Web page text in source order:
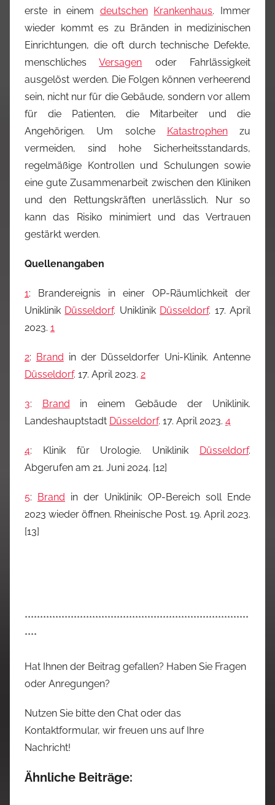
erste in einem deutschen Krankenhaus. Immer
wieder kommt es zu Bränden in medizinischen
Einrichtungen, die oft durch technische Defekte,
menschlichesVersagen oder Fahrlässigkeit
ausgelöst werden. Die Folgen können verheerend
sein, nicht nur für die Gebäude, sondern vor allem
für die Patienten, die Mitarbeiter und die
Angehörigen. Um solche
Katastrophenzu
vermeiden, sind hohe Sicherheitsstandards,
regelmäßige Kontrollen und Schulungen sowie
eine gute Zusammenarbeit zwischen den Kliniken
und den Rettungskräften unerlässlich. Nur so
kann das Risiko minimiert und das Vertrauen
gestärkt werden.
Quellenangaben
1: Brandereignis in einer OP-Räumlichkeit der
Uniklinik Düsseldorf. Uniklinik Düsseldorf. 17. April
2023. 1
2: Brand in der Düsseldorfer Uni-Klinik. Antenne
Düsseldorf. 17. April 2023. 2
3: Brand in einem Gebäude der Uniklinik.
Landeshauptstadt Düsseldorf. 17. April 2023. 4
4: Klinik für Urologie. Uniklinik Düsseldorf.
Abgerufen am 21. Juni 2024. [12]
5: Brand in der Uniklinik: OP-Bereich soll Ende
2023 wieder öffnen. Rheinische Post. 19. April 2023.
[13]
*************************************************************************
****
Hat Ihnen der Beitrag gefallen? Haben Sie Fragen
oder Anregungen?
Nutzen Sie bitte den Chat oder das
Kontaktformular, wir freuen uns auf Ihre
Nachricht!
Ähnliche Beiträge: